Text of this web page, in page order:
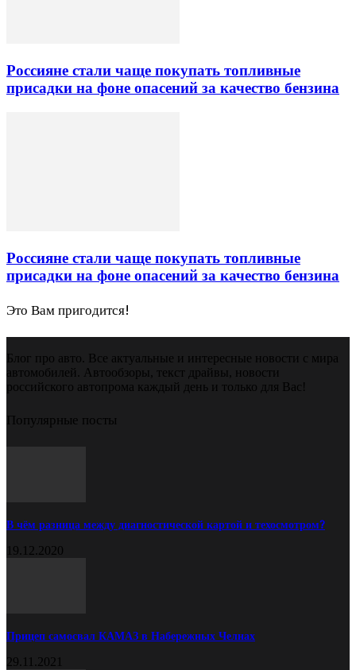
Россияне стали чаще покупать топливные
присадки на фоне опасений за качество бензина
Россияне стали чаще покупать топливные
присадки на фоне опасений за качество бензина
Это Вам пригодится!
Блог про авто. Все актуальные и интересные новости с мира
автомобилей. Автообзоры, текст драйвы, новости
российского автопрома каждый день и только для Вас!
Популярные посты
В чём разница между диагностической картой и техосмотром?
19.12.2020
Прицеп самосвал КАМАЗ в Набережных Челнах
29.11.2021